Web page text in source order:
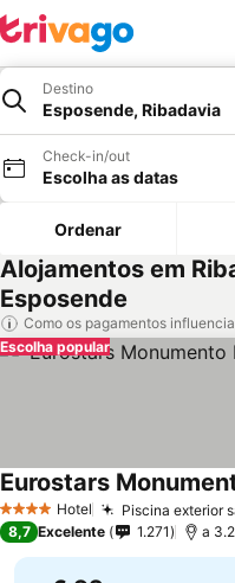
Destino
Esposende, Ribadavia
Check-in/out
Escolha as datas
Ordenar
Alojamentos em
Esposende
Como os pagamentos
Escolha popular
4 EstrelasHotel Piscina exterior
8,7 Excelente 1.271 a